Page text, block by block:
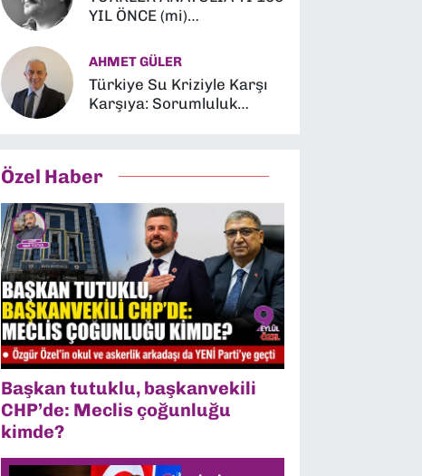
YIL ÖNCE (mi)
AHMET GÜLER
Türkiye Su Kriziyle Karşı
Karşıya: Sorumluluk
Özel Haber
Başkan tutuklu, başkanvekili
CHP’de: Meclis çoğunluğu
kimde?